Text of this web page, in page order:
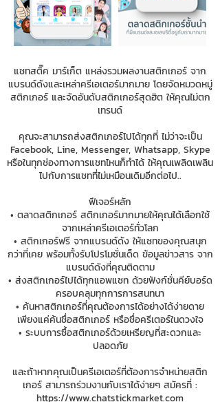
แชทสติ๊ค มาร์เก็ต แหล่งรวมผลงานสติกเกอร์ จาก
แบรนด์ดังและเหล่าครีเอเตอร์มากมาย โดยจัดหมวดหมู่
สติกเกอร์ และจัดอันดับสติกเกอร์สุดฮิต ให้คุณไม่ตก
เทรนด์
คุณจะสามารถส่งสติกเกอร์ไปได้ทุกที่ ไม่ว่าจะเป็น
Facebook, Line, Messenger, Whatsapp, Skype
หรือในทุกช่องทางการแชทไหนก็ทำได้ ให้คุณเพลิดเพลิน
ไปกับการแชทที่ไม่เหมือนเดิมอีกต่อไป..
ฟีเจอร์หลัก
• ตลาดสติกเกอร์ สติกเกอร์มากมายให้คุณได้เลือกใช้
จากเหล่าครีเอเตอร์ทั่วโลก
• สติกเกอร์ฟรี จากแบรนด์ดัง ให้แชทของคุณสนุก
กว่าที่เคย พร้อมทั้งรับโปรโมชั่นเด็ด ข้อมูลข่าวสาร จาก
แบรนด์ดังที่คุณติดตาม
• ส่งสติกเกอร์ไปได้ทุกแอพแชท ด้วยฟังก์ชั่นคีย์บอร์ด
ครอบคลุมทุกการการสนทนา
• ค้นหาสติกเกอร์ที่คุณต้องการได้อย่างได้ง่ายดาย
เพียงแค่ค้นชื่อสติกเกอร์ หรือชื่อครีเตอร์ในดวงใจ
• ระบบการซื้อสติกเกอร์ด้วยเหรียญที่สะดวกและ
ปลอดภัย
และถ้าหากคุณเป็นครีเอเตอร์ที่ต้องการจำหน่ายสติก
เกอร์ สามารถร่วมงานกับเราได้ง่ายๆ สมัครที่ :
https://www.chatstickmarket.com